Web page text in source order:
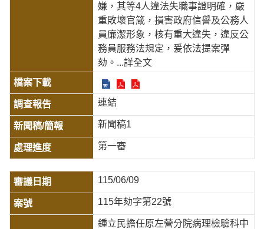
嫌，其等4人違法失職事證明確，嚴
重敗壞官箴，損害政府信譽及公務人
員廉潔形象，核有重大違失，違反公
務員服務法規定，爰依法提案彈
劾。 ...詳全文
連結
新聞稿1
第一審
115/06/09
115年劾字第22號
鍾立民擔任原左營分院病理檢驗科中